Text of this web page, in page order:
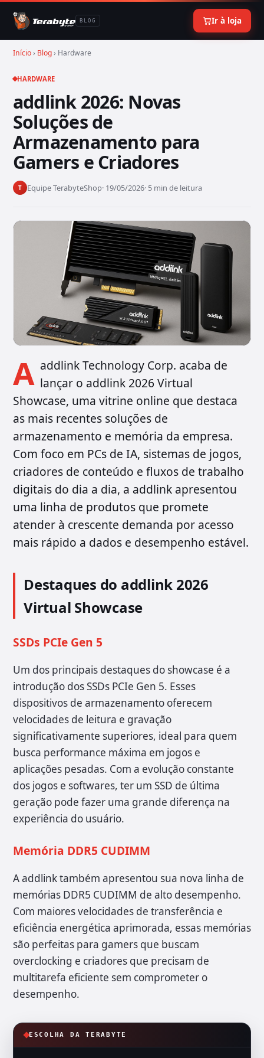
BLOG Ir à loja
Início› Blog› Hardware
HARDWARE
addlink 2026: Novas
Soluções de
Armazenamento para
Gamers e Criadores
T Equipe TerabyteShop· 19/05/2026· 5 min de leitura
A addlink Technology Corp. acaba de
lançar o addlink 2026 Virtual
Showcase, uma vitrine online que destaca
as mais recentes soluções de
armazenamento e memória da empresa.
Com foco em PCs de IA, sistemas de jogos,
criadores de conteúdo e fluxos de trabalho
digitais do dia a dia, a addlink apresentou
uma linha de produtos que promete
atender à crescente demanda por acesso
mais rápido a dados e desempenho estável.
Destaques do addlink 2026
Virtual Showcase
SSDs PCIe Gen 5
Um dos principais destaques do showcase é a
introdução dos SSDs PCIe Gen 5. Esses
dispositivos de armazenamento oferecem
velocidades de leitura e gravação
significativamente superiores, ideal para quem
busca performance máxima em jogos e
aplicações pesadas. Com a evolução constante
dos jogos e softwares, ter um SSD de última
geração pode fazer uma grande diferença na
experiência do usuário.
Memória DDR5 CUDIMM
A addlink também apresentou sua nova linha de
memórias DDR5 CUDIMM de alto desempenho.
Com maiores velocidades de transferência e
eficiência energética aprimorada, essas memórias
são perfeitas para gamers que buscam
overclocking e criadores que precisam de
multitarefa eficiente sem comprometer o
desempenho.
ESCOLHA DA TERABYTE